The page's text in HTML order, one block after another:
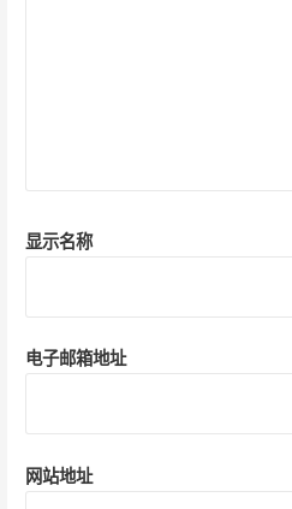
显示名称
电子邮箱地址
网站地址